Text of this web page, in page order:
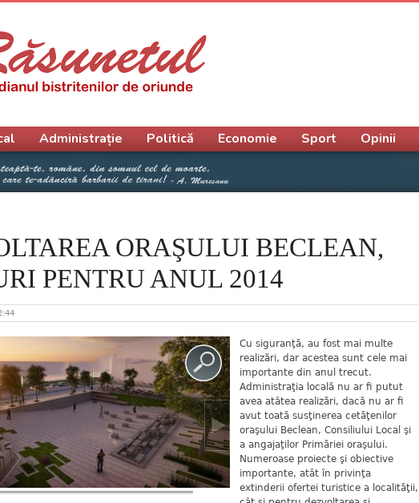
ORAŞULUI BECLEAN,
PENTRU ANUL 2014
Cu siguranţă, au fost mai multe
realizări, dar acestea sunt cele mai
importante din anul trecut.
Administraţia locală nu ar fi putut
avea atâtea realizări, dacă nu ar fi
avut toată susţinerea cetăţenilor
oraşului Beclean, Consiliului Local şi
a angajaţilor Primăriei oraşului.
Numeroase proiecte şi obiective
importante, atât în privinţa
extinderii ofertei turistice a localităţii,
Administrație Politică Economie Sport Opinii